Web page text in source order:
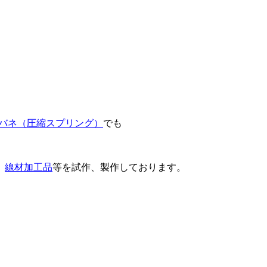
ネ（圧縮スプリング） でも
線材加工品等を試作、製作しております。